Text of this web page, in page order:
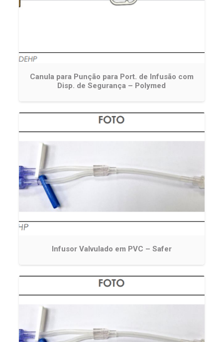
Canula para Punção para Port. de Infusão com
Disp. de Segurança – Polymed
Infusor Valvulado em PVC – Safer